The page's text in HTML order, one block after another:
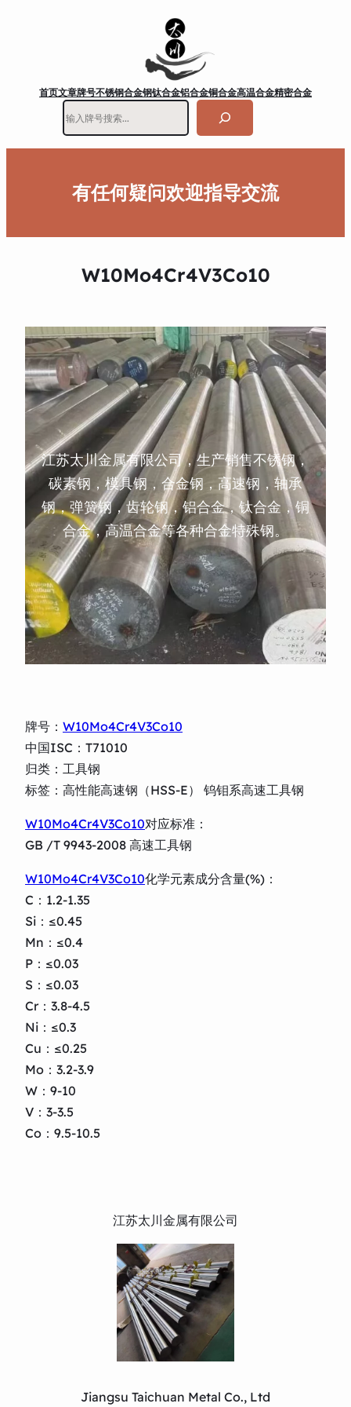
首页文章牌号不锈钢合金钢钛合金铝合金铜合金高温合金精密合金
有任何疑问欢迎指导交流
W10Mo4Cr4V3Co10
江苏太川金属有限公司，生产销售不锈钢，
碳素钢，模具钢，合金钢，高速钢，轴承
钢，弹簧钢，齿轮钢，铝合金，钛合金，铜
合金，高温合金等各种合金特殊钢。
牌号： W10Mo4Cr4V3Co10
中国ISC：T71010
归类：工具钢
标签：高性能高速钢（HSS-E） 钨钼系高速工具钢
W10Mo4Cr4V3Co10对应标准：
GB /T 9943-2008 高速工具钢
W10Mo4Cr4V3Co10化学元素成分含量(%)：
C：1.2-1.35
Si：≤0.45
Mn：≤0.4
P：≤0.03
S：≤0.03
Cr：3.8-4.5
Ni：≤0.3
Cu：≤0.25
Mo：3.2-3.9
W：9-10
V：3-3.5
Co：9.5-10.5
江苏太川金属有限公司
Jiangsu Taichuan Metal Co., Ltd